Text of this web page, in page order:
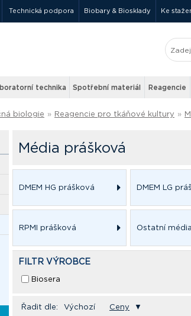
Technická podpora Biobary & Biosklady Ke
technika Spotřební materiál Reagencie
biologie » Reagencie pro tkáňové kultury »
Média prášková
DMEM HG prášková DMEM LG
RPMI prášková Ostatní
FILTR VÝROBCE
Biosera
Řadit dle: Výchozí Ceny ▼